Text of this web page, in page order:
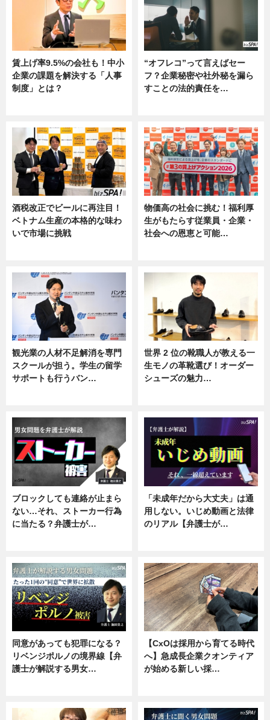
賃上げ率9.5%の会社も！中小
企業の課題を解決する「人事
制度」とは？
“オフレコ”って言えばセー
フ？企業秘密や社外秘を漏ら
すことの法的責任を…
酒税改正でビールに再注目！
ベトナム生産の本格的な味わ
いで市場に挑戦
物価高の社会に挑む！福利厚
生がもたらす従業員・企業・
社会への恩恵と可能…
観光業の人材不足解消を専門
スクールが担う。学生の留学
サポートも行うバン…
世界 2 位の靴職人が教える一
生モノの革靴選び！オーダー
シューズの魅力…
ブロックしても連絡が止まら
ない…それ、ストーカー行為
に当たる？弁護士が…
「未成年だから大丈夫」は通
用しない。いじめ動画と法律
のリアル【弁護士が…
同意があっても犯罪になる？
リベンジポルノの境界線【弁
護士が解説する男女…
【CxOは採用から育てる時代
へ】急成長企業クオンティア
が始める新しい採…